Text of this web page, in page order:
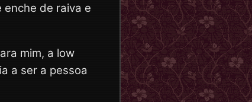
enche de raiva e
mim, a low
a ser a pessoa